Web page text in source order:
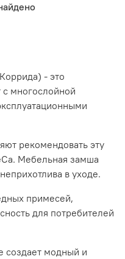
- это
с многослойной
рекомендовать эту
Мебельная замша
в уходе.
примесей,
для потребителей
создает модный и